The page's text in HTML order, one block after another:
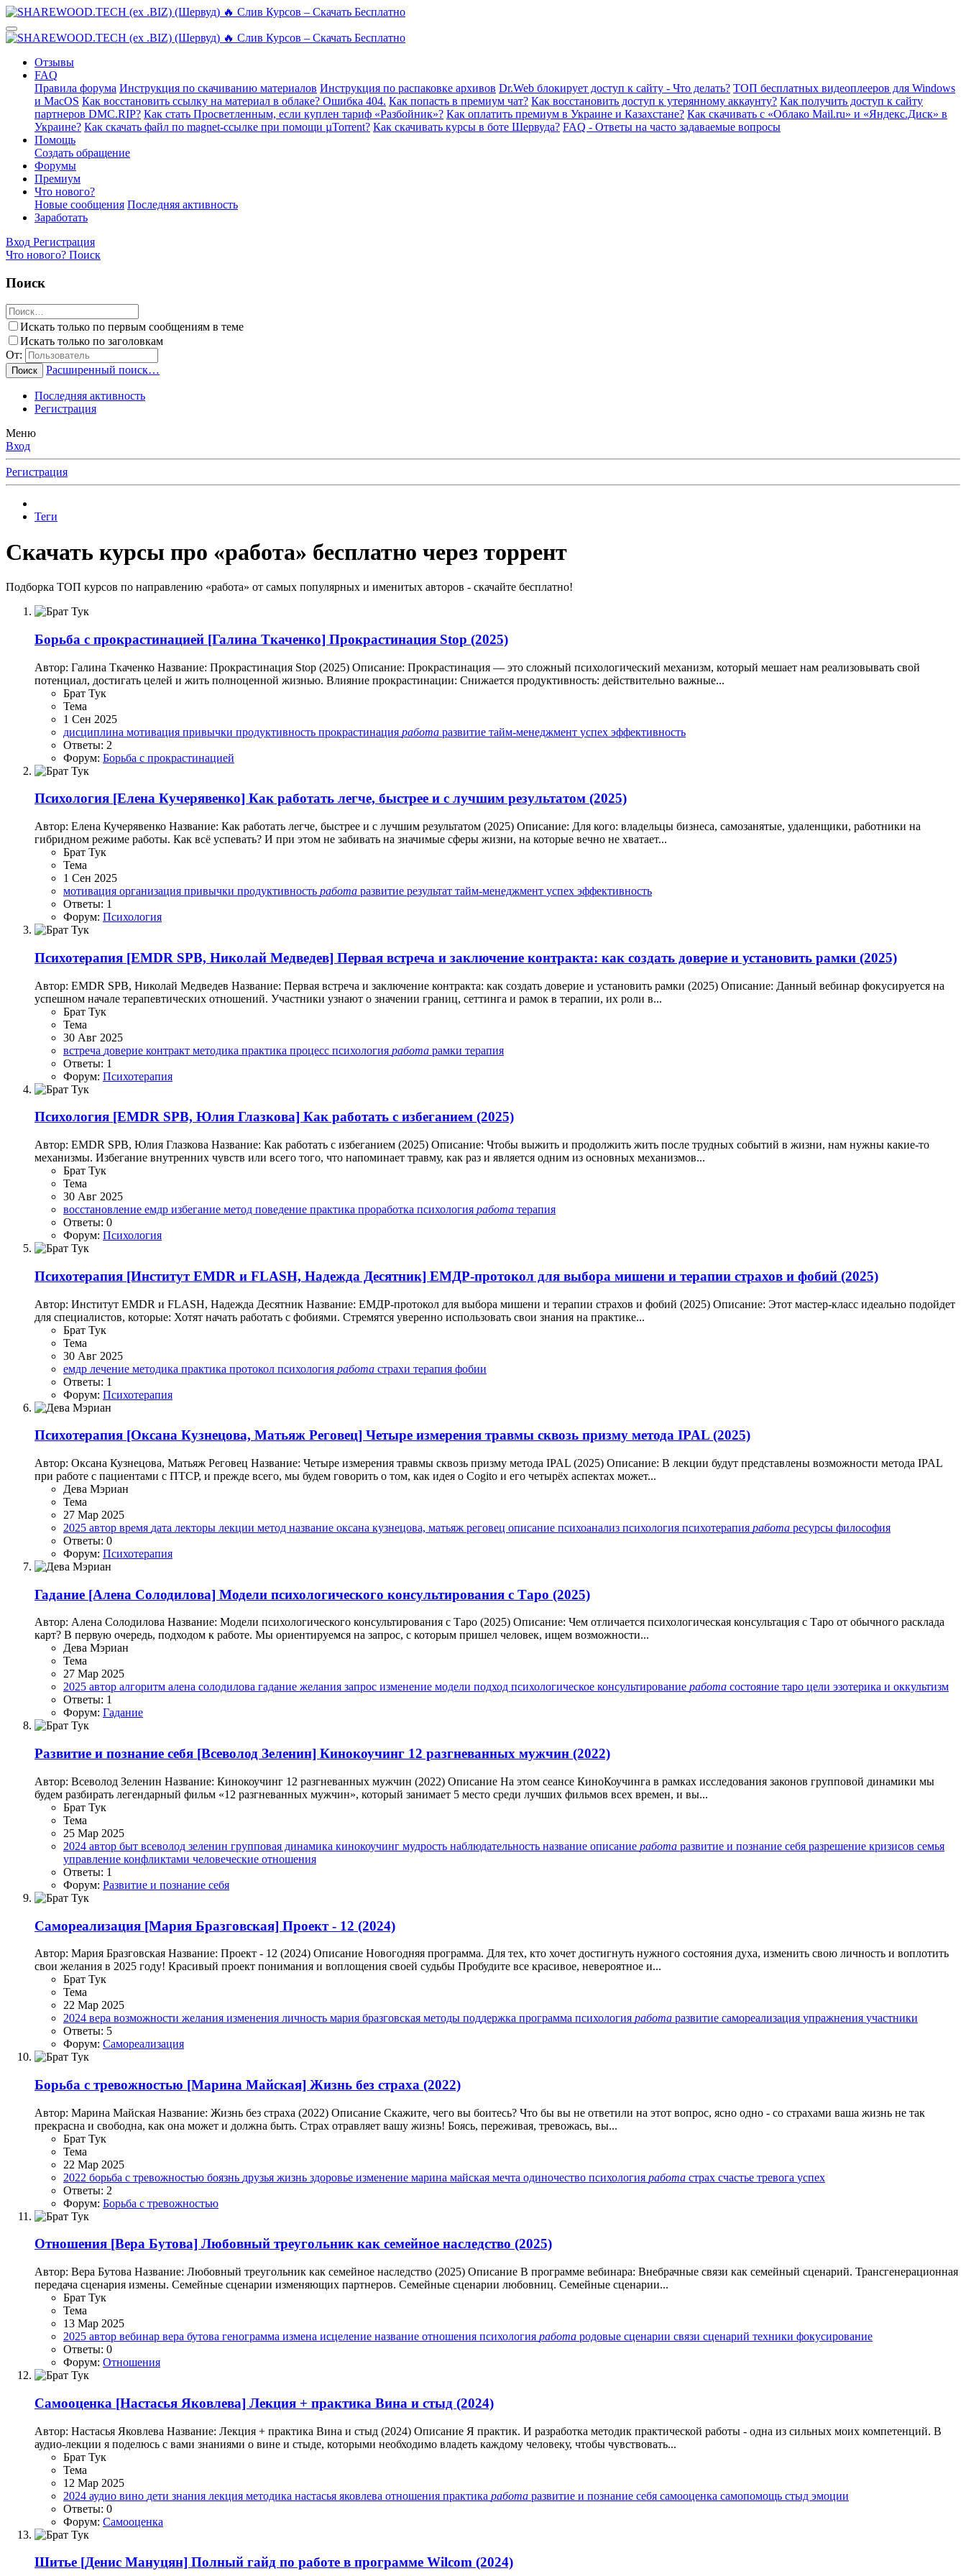
Отзывы
FAQ
Правила форума Инструкция по скачиванию материалов Инструкция по распаковке архивов Dr.Web блокирует доступ к сайту - Что делать? ТОП бесплатных видеоплееров для Windows
и MacOS Как восстановить ссылку на материал в облаке? Ошибка 404. Как попасть в премиум чат? Как восстановить доступ к утерянному аккаунту? Как получить доступ к сайту
партнеров DMC.RIP? Как стать Просветленным, если куплен тариф «Разбойник»? Как оплатить премиум в Украине и Казахстане? Как скачивать с «Облако Mail.ru» и «Яндекс.Диск» в
Украине? Как скачать файл по magnet-ссылке при помощи µTorrent? Как скачивать курсы в боте Шервуда? FAQ - Ответы на часто задаваемые вопросы
Помощь
Создать обращение
Форумы
Премиум
Что нового?
Новые сообщения Последняя активность
Заработать
Вход Регистрация
Что нового? Поиск
Поиск
Искать только по первым сообщениям в теме
Искать только по заголовкам
От:
Поиск Расширенный поиск…
Последняя активность
Регистрация
Меню
Вход
Регистрация
Теги
Скачать курсы про «работа» бесплатно через торрент
Подборка ТОП курсов по направлению «работа» от самых популярных и именитых авторов - скачайте бесплатно!
Борьба с прокрастинацией [Галина Ткаченко] Прокрастинация Stop (2025)
Автор: Галина Ткаченко Название: Прокрастинация Stop (2025) Описание: Прокрастинация — это сложный психологический механизм, который мешает нам реализовывать свой
потенциал, достигать целей и жить полноценной жизнью. Влияние прокрастинации: Снижается продуктивность: действительно важные...
Брат Тук
Тема
1 Сен 2025
дисциплина мотивация привычки продуктивность прокрастинация работа развитие тайм-менеджмент успех эффективность
Ответы: 2
Форум: Борьба с прокрастинацией
Психология [Елена Кучерявенко] Как работать легче, быстрее и с лучшим результатом (2025)
Автор: Елена Кучерявенко Название: Как работать легче, быстрее и с лучшим результатом (2025) Описание: Для кого: владельцы бизнеса, самозанятые, удаленщики, работники на
гибридном режиме работы. Как всё успевать? И при этом не забивать на значимые сферы жизни, на которые вечно не хватает...
Брат Тук
Тема
1 Сен 2025
мотивация организация привычки продуктивность работа развитие результат тайм-менеджмент успех эффективность
Ответы: 1
Форум: Психология
Психотерапия [EMDR SPB, Николай Медведев] Первая встреча и заключение контракта: как создать доверие и установить рамки (2025)
Автор: EMDR SPB, Николай Медведев Название: Первая встреча и заключение контракта: как создать доверие и установить рамки (2025) Описание: Данный вебинар фокусируется на
успешном начале терапевтических отношений. Участники узнают о значении границ, сеттинга и рамок в терапии, их роли в...
Брат Тук
Тема
30 Авг 2025
встреча доверие контракт методика практика процесс психология работа рамки терапия
Ответы: 1
Форум: Психотерапия
Психология [EMDR SPB, Юлия Глазкова] Как работать с избеганием (2025)
Автор: EMDR SPB, Юлия Глазкова Название: Как работать с избеганием (2025) Описание: Чтобы выжить и продолжить жить после трудных событий в жизни, нам нужны какие-то
механизмы. Избегание внутренних чувств или всего того, что напоминает травму, как раз и является одним из основных механизмов...
Брат Тук
Тема
30 Авг 2025
восстановление емдр избегание метод поведение практика проработка психология работа терапия
Ответы: 0
Форум: Психология
Психотерапия [Институт EMDR и FLASH, Надежда Десятник] ЕМДР-протокол для выбора мишени и терапии страхов и фобий (2025)
Автор: Институт EMDR и FLASH, Надежда Десятник Название: ЕМДР-протокол для выбора мишени и терапии страхов и фобий (2025) Описание: Этот мастер-класс идеально подойдет
для специалистов, которые: Хотят начать работать с фобиями. Стремятся уверенно использовать свои знания на практике...
Брат Тук
Тема
30 Авг 2025
емдр лечение методика практика протокол психология работа страхи терапия фобии
Ответы: 1
Форум: Психотерапия
Психотерапия [Оксана Кузнецова, Матьяж Реговец] Четыре измерения травмы сквозь призму метода IPAL (2025)
Автор: Оксана Кузнецова, Матьяж Реговец Название: Четыре измерения травмы сквозь призму метода IPAL (2025) Описание: В лекции будут представлены возможности метода IPAL
при работе с пациентами с ПТСР, и прежде всего, мы будем говорить о том, как идея о Cogito и его четырёх аспектах может...
Дева Мэриан
Тема
27 Мар 2025
2025 автор время дата лекторы лекции метод название оксана кузнецова, матьяж реговец описание психоанализ психология психотерапия работа ресурсы философия
Ответы: 0
Форум: Психотерапия
Гадание [Алена Солодилова] Модели психологического консультирования с Таро (2025)
Автор: Алена Солодилова Название: Модели психологического консультирования с Таро (2025) Описание: Чем отличается психологическая консультация с Таро от обычного расклада
карт? В первую очередь, подходом к работе. Мы ориентируемся на запрос, с которым пришел человек, ищем возможности...
Дева Мэриан
Тема
27 Мар 2025
2025 автор алгоритм алена солодилова гадание желания запрос изменение модели подход психологическое консультирование работа состояние таро цели эзотерика и оккультизм
Ответы: 1
Форум: Гадание
Развитие и познание себя [Всеволод Зеленин] Кинокоучинг 12 разгневанных мужчин (2022)
Автор: Всеволод Зеленин Название: Кинокоучинг 12 разгневанных мужчин (2022) Описание На этом сеансе КиноКоучинга в рамках исследования законов групповой динамики мы
будем разбирать легендарный фильм «12 разгневанных мужчин», который занимает 5 место среди лучших фильмов всех времен, и вы...
Брат Тук
Тема
25 Мар 2025
2024 автор быт всеволод зеленин групповая динамика кинокоучинг мудрость наблюдательность название описание работа развитие и познание себя разрешение кризисов семья
управление конфликтами человеческие отношения
Ответы: 1
Форум: Развитие и познание себя
Самореализация [Мария Бразговская] Проект - 12 (2024)
Автор: Мария Бразговская Название: Проект - 12 (2024) Описание Новогодняя программа. Для тех, кто хочет достигнуть нужного состояния духа, изменить свою личность и воплотить
свои желания в 2025 году! Красивый проект понимания и воплощения своей судьбы Пробудите все красивое, невероятное и...
Брат Тук
Тема
22 Мар 2025
2024 вера возможности желания изменения личность мария бразговская методы поддержка программа психология работа развитие самореализация упражнения участники
Ответы: 5
Форум: Самореализация
Борьба с тревожностью [Марина Майская] Жизнь без страха (2022)
Автор: Марина Майская Название: Жизнь без страха (2022) Описание Скажите, чего вы боитесь? Что бы вы не ответили на этот вопрос, ясно одно - со страхами ваша жизнь не так
прекрасна и свободна, как она может и должна быть. Страх отравляет вашу жизнь! Боясь, переживая, тревожась, вы...
Брат Тук
Тема
22 Мар 2025
2022 борьба с тревожностью боязнь друзья жизнь здоровье изменение марина майская мечта одиночество психология работа страх счастье тревога успех
Ответы: 2
Форум: Борьба с тревожностью
Отношения [Вера Бутова] Любовный треугольник как семейное наследство (2025)
Автор: Вера Бутова Название: Любовный треугольник как семейное наследство (2025) Описание В программе вебинара: Внебрачные связи как семейный сценарий. Трансгенерационная
передача сценария измены. Семейные сценарии изменяющих партнеров. Семейные сценарии любовниц. Семейные сценарии...
Брат Тук
Тема
13 Мар 2025
2025 автор вебинар вера бутова генограмма измена исцеление название отношения психология работа родовые сценарии связи сценарий техники фокусирование
Ответы: 0
Форум: Отношения
Самооценка [Настасья Яковлева] Лекция + практика Вина и стыд (2024)
Автор: Настасья Яковлева Название: Лекция + практика Вина и стыд (2024) Описание Я практик. И разработка методик практической работы - одна из сильных моих компетенций. В
аудио-лекции я поделюсь с вами знаниями о вине и стыде, которыми необходимо владеть каждому человеку, чтобы чувствовать...
Брат Тук
Тема
12 Мар 2025
2024 аудио вино дети знания лекция методика настасья яковлева отношения практика работа развитие и познание себя самооценка самопомощь стыд эмоции
Ответы: 0
Форум: Самооценка
Шитье [Денис Мануцян] Полный гайд по работе в программе Wilcom (2024)